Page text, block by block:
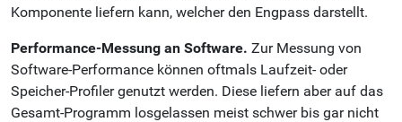
Komponente liefern kann, welcher den Engpass darstellt.
Performance-Messung an Software. Zur Messung von
Software-Performance können oftmals Laufzeit- oder
Speicher-Profiler genutzt werden. Diese liefern aber auf das
Gesamt-Programm losgelassen meist schwer bis gar nicht